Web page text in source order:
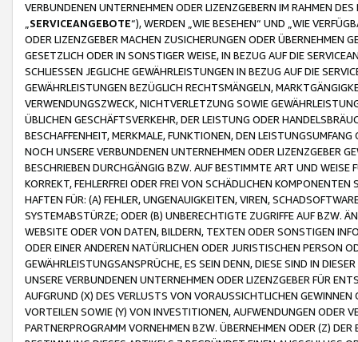
VERBUNDENEN UNTERNEHMEN ODER LIZENZGEBERN IM RAHMEN
SERVICEANGEBOTE“), WERDEN „WIE BESEHEN“ UND „WIE
ODER LIZENZGEBER MACHEN ZUSICHERUNGEN ODER ÜBERNEHMEN
GESETZLICH ODER IN SONSTIGER WEISE, IN BEZUG AUF DIE
SCHLIESSEN JEGLICHE GEWÄHRLEISTUNGEN IN BEZUG AUF DIE
GEWÄHRLEISTUNGEN BEZÜGLICH RECHTSMÄNGELN,
VERWENDUNGSZWECK, NICHTVERLETZUNG SOWIE
ÜBLICHEN GESCHÄFTSVERKEHR, DER LEISTUNG ODER
BESCHAFFENHEIT, MERKMALE, FUNKTIONEN, DEN
NOCH UNSERE VERBUNDENEN UNTERNEHMEN ODER LIZENZGEBER
BESCHRIEBEN DURCHGÄNGIG BZW. AUF BESTIMMTE ART UND
KORREKT, FEHLERFREI ODER FREI VON SCHÄDLICHEN
HAFTEN FÜR: (A) FEHLER, UNGENAUIGKEITEN, VIREN,
SYSTEMABSTÜRZE; ODER (B) UNBERECHTIGTE ZUGRIFFE AUF BZW.
WEBSITE ODER VON DATEN, BILDERN, TEXTEN ODER SONSTIGEN
ODER EINER ANDEREN NATÜRLICHEN ODER JURISTISCHEN PERSON
GEWÄHRLEISTUNGSANSPRÜCHE, ES SEIN DENN, DIESE SIND IN
UNSERE VERBUNDENEN UNTERNEHMEN ODER LIZENZGEBER FÜR
AUFGRUND (X) DES VERLUSTS VON VORAUSSICHTLICHEN
VORTEILEN SOWIE (Y) VON INVESTITIONEN, AUFWENDUNGEN ODER
PARTNERPROGRAMM VORNEHMEN BZW. ÜBERNEHMEN ODER (Z)